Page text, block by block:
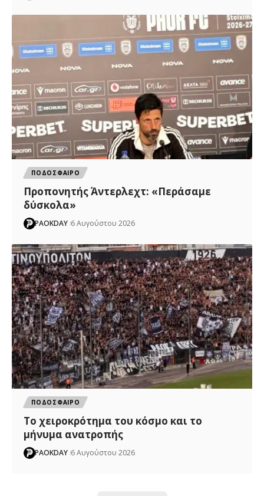
ΠΟΔΟΣΦΑΙΡΟ
Προπονητής Άντερλεχτ: «Περάσαμε
δύσκολα»
PAOKDAY 6 Αυγούστου 2026
ΠΟΔΟΣΦΑΙΡΟ
Το χειροκρότημα του κόσμο και το
μήνυμα ανατροπής
PAOKDAY 6 Αυγούστου 2026